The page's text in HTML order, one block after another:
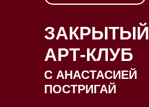
ЗАКРЫТЫЙ
АРТ-КЛУБ
С АНАСТАСИЕЙ
ПОСТРИГАЙ